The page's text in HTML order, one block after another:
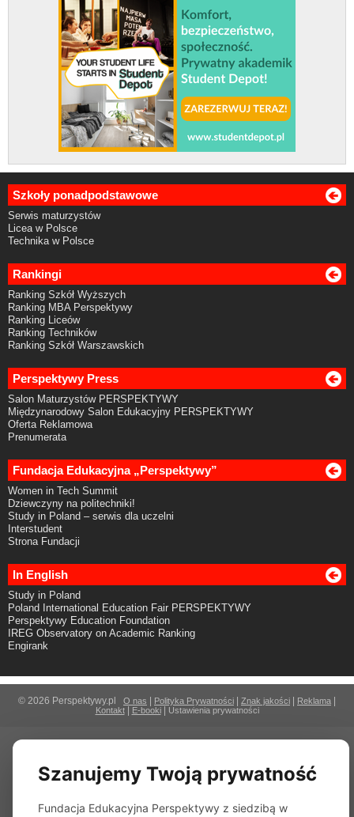
Szkoły ponadpodstawowe
Serwis maturzystów
Licea w Polsce
Technika w Polsce
Rankingi
Ranking Szkół Wyższych
Ranking MBA Perspektywy
Ranking Liceów
Ranking Techników
Ranking Szkół Warszawskich
Perspektywy Press
Salon Maturzystów PERSPEKTYWY
Międzynarodowy Salon Edukacyjny PERSPEKTYWY
Oferta Reklamowa
Prenumerata
Fundacja Edukacyjna „Perspektywy”
Women in Tech Summit
Dziewczyny na politechniki!
Study in Poland – serwis dla uczelni
Interstudent
Strona Fundacji
In English
Study in Poland
Poland International Education Fair PERSPEKTYWY
Perspektywy Education Foundation
IREG Observatory on Academic Ranking
Engirank
© 2026 Perspektywy.pl O nas Polityka Prywatności Znak jakości Reklama
Kontakt| E-booki| Ustawienia prywatności
Szanujemy Twoją prywatność
Fundacja Edukacyjna Perspektywy z siedzibą w